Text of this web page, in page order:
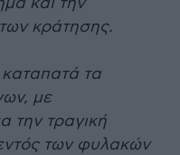
κράτησης.
τα
με
την τραγική
των φυλακών